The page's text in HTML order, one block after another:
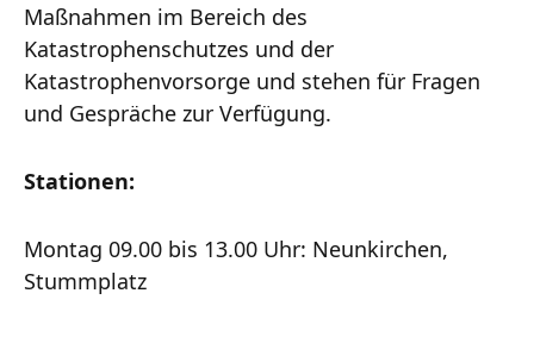
Maßnahmen im Bereich des
Katastrophenschutzes und der
Katastrophenvorsorge und stehen für Fragen
und Gespräche zur Verfügung.
Stationen:
Montag 09.00 bis 13.00 Uhr: Neunkirchen,
Stummplatz